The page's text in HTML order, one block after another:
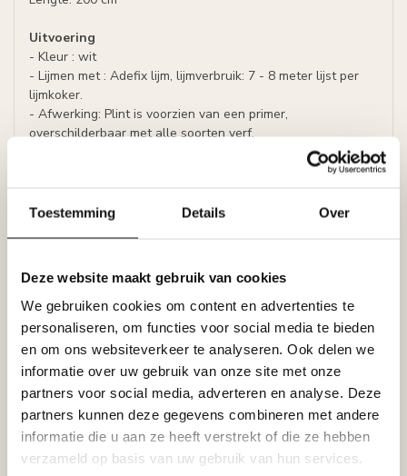
Toestemming Details Over
Deze website maakt gebruik van cookies
We gebruiken cookies om content en advertenties te
personaliseren, om functies voor social media te bieden
en om ons websiteverkeer te analyseren. Ook delen we
informatie over uw gebruik van onze site met onze
partners voor social media, adverteren en analyse. Deze
partners kunnen deze gegevens combineren met andere
informatie die u aan ze heeft verstrekt of die ze hebben
verzameld op basis van uw gebruik van hun services.
Uitvoering
- Kleur : wit
- Lijmen met : Adefix lijm, lijmverbruik: 7 - 8 meter lijst per
lijmkoker.
- Afwerking: Plint is voorzien van een primer,
overschilderbaar met alle soorten verf.
Specificaties
Reviews
Gerelateerde producten
NMC
NMC Adefix lijmkoker 310 ml
Op voorraad
€8,95